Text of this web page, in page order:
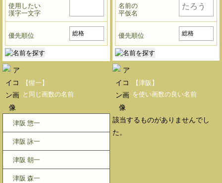
使用したい
漢字一文字
優先順位
名前の
平仮名
優先順位
【惺一】
と同じ画数の名前
津阪 惣一
津阪 詠一
津阪 朝一
津阪 森一
【津阪】
を使い画数の良い名前
該当するものがありませんでし
た。